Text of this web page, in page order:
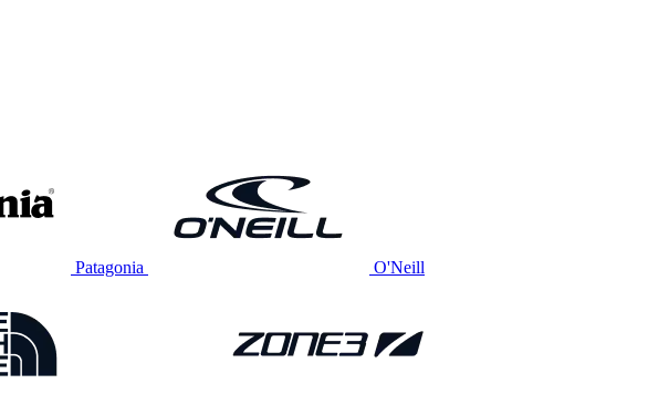
Patagonia O'Neill